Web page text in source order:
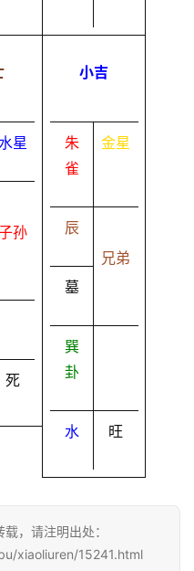
星
孙
死
小吉
朱
雀
金星
辰
墓
兄弟
巽
卦
水 旺
，请注明出处：
xiaoliuren/15241.html